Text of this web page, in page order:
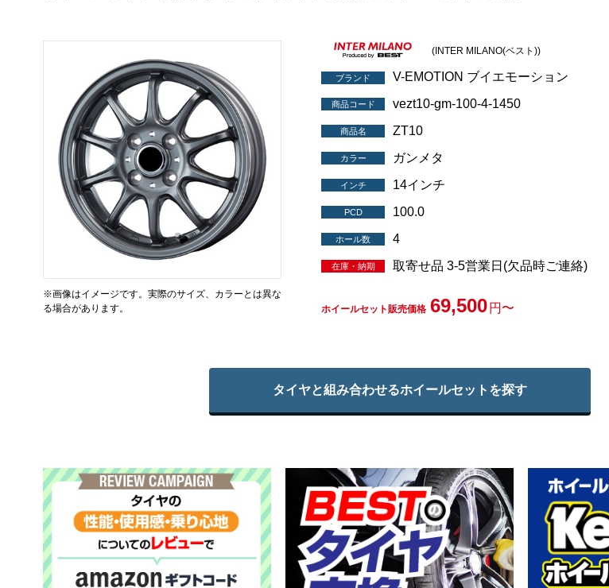
※画像はイメージです。実際のサイズ、カラーとは異な
る場合があります。
(INTER MILANO(ベスト))
ブランド V-EMOTION ブイエモーション
商品コード vezt10-gm-100-4-1450
商品名 ZT10
カラー ガンメタ
インチ 14インチ
PCD 100.0
ホール数 4
在庫・納期 取寄せ品 3-5営業日(欠品時ご連絡)
ホイールセット販売価格 69,500 円〜
タイヤと組み合わせるホイールセットを探す